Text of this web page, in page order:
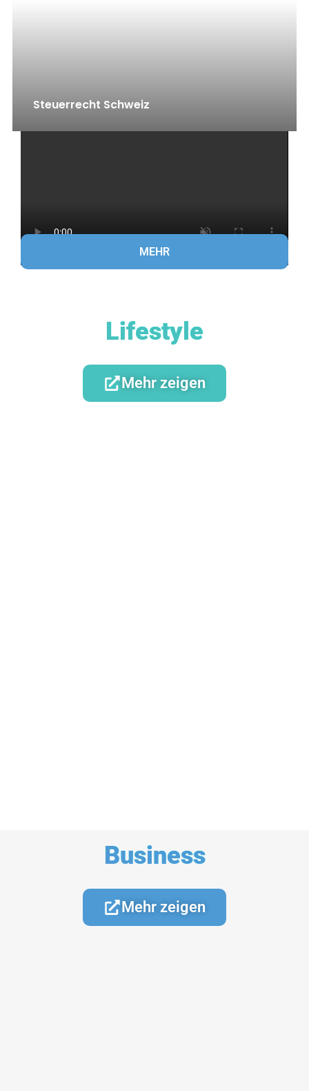
Steuerrecht Schweiz
MEHR
Lifestyle
Mehr zeigen
Business
Mehr zeigen